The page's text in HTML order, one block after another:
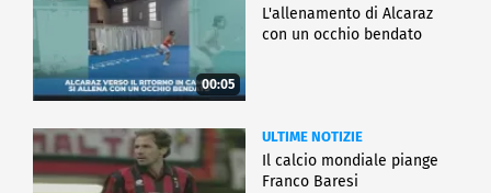
00:05
L'allenamento di Alcaraz
con un occhio bendato
ULTIME NOTIZIE
Il calcio mondiale piange
Franco Baresi